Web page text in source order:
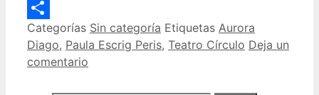
Email
Compartir
Categorías Sin categoría Etiquetas Aurora
Diago, Paula Escrig Peris, Teatro Círculo Deja un
comentario